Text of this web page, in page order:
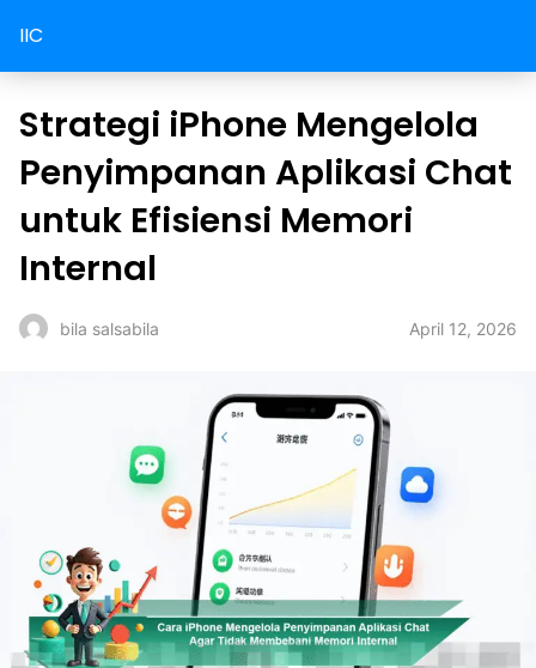
IIC
Strategi iPhone Mengelola
Penyimpanan Aplikasi Chat
untuk Efisiensi Memori
Internal
bila salsabila April 12, 2026